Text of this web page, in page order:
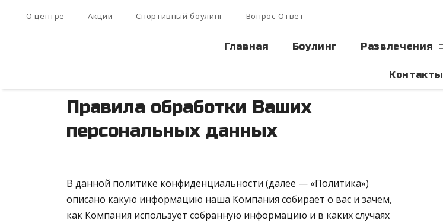
О центре Акции Спортивный боулинг Вопрос-Ответ
Главная Боулинг Развлечения
Контакты
Правила обработки Ваших
персональных данных
В данной политике конфиденциальности (далее — «Политика»)
описано какую информацию наша Компания собирает о вас и зачем,
как Компания использует собранную информацию и в каких случаях